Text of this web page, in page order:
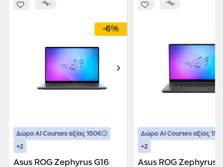
-6%
Δώρο ΑΙ Courses αξίας 150€
+2
Asus ROG Zephyrus G16
Δώρο ΑΙ Courses αξίας
+2
Asus ROG Zephyrus